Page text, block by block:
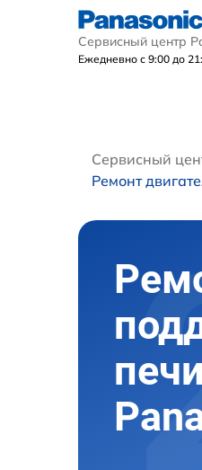
Сервисный центр
Ежедневно с 9:00 до
Сервисный
Ремонт
печи